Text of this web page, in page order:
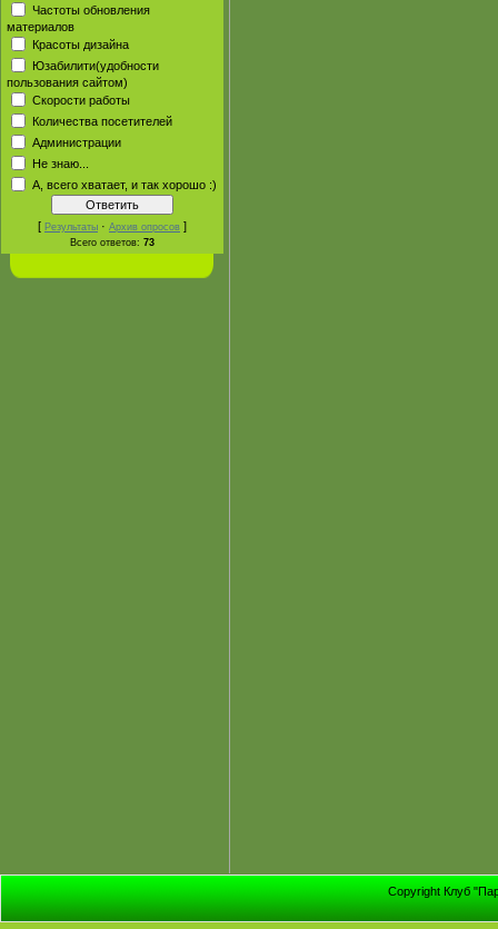
Частоты обновления
материалов
Красоты дизайна
Юзабилити(удобности
пользования сайтом)
Скорости работы
Количества посетителей
Администрации
Не знаю...
А, всего хватает, и так хорошо :)
[ Результаты · Архив опросов ]
Всего ответов: 73
Copyright Клуб